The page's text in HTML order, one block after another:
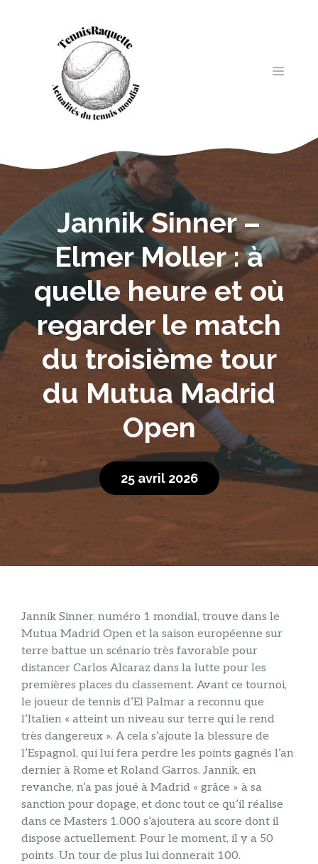
MENU
Jannik Sinner –
Elmer Moller : à
quelle heure et où
regarder le match
du troisième tour
du Mutua Madrid
Open
25 avril 2026
Jannik Sinner, numéro 1 mondial, trouve dans le
Mutua Madrid Open et la saison européenne sur
terre battue un scénario très favorable pour
distancer Carlos Alcaraz dans la lutte pour les
premières places du classement. Avant ce tournoi,
le joueur de tennis d’El Palmar a reconnu que
l’Italien « atteint un niveau sur terre qui le rend
très dangereux ». A cela s’ajoute la blessure de
l’Espagnol, qui lui fera perdre les points gagnés l’an
dernier à Rome et Roland Garros. Jannik, en
revanche, n’a pas joué à Madrid « grâce » à sa
sanction pour dopage, et donc tout ce qu’il réalise
dans ce Masters 1.000 s’ajoutera au score dont il
dispose actuellement. Pour le moment, il y a 50
points. Un tour de plus lui donnerait 100.